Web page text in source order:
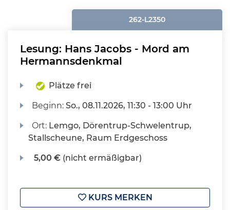
262-L2350
Lesung: Hans Jacobs - Mord am
Hermannsdenkmal
Plätze frei
Beginn:So., 08.11.2026, 11:30 - 13:00 Uhr
Ort: Lemgo, Dörentrup-Schwelentrup,
Stallscheune, Raum Erdgeschoss
5,00 € (nicht ermäßigbar)
KURS MERKEN